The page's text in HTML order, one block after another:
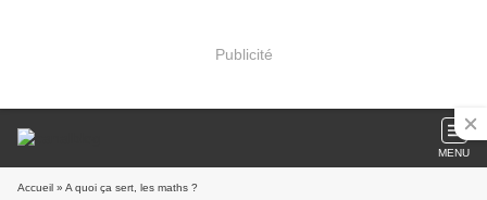
Publicité
MENU
Accueil » A quoi ça sert, les maths ?